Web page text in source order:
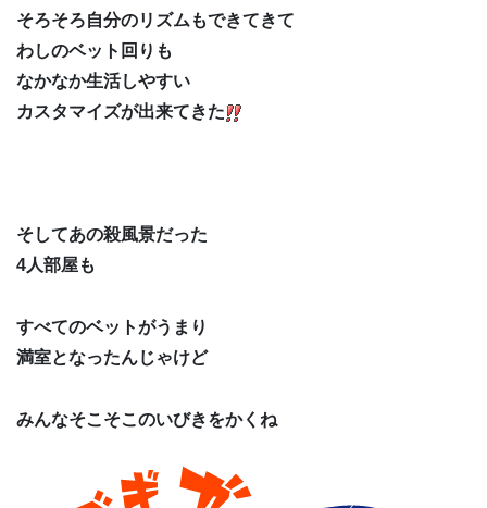
そろそろ自分のリズムもできてきて
わしのベット回りも
なかなか生活しやすい
カスタマイズが出来てきた
そしてあの殺風景だった
4人部屋も
すべてのベットがうまり
満室となったんじゃけど
みんなそこそこのいびきをかくね